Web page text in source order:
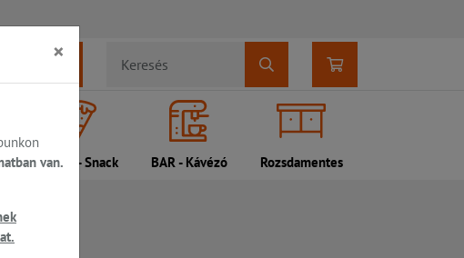
HENDI - Snack BAR - Kávézó Rozsdamentes
×
van.